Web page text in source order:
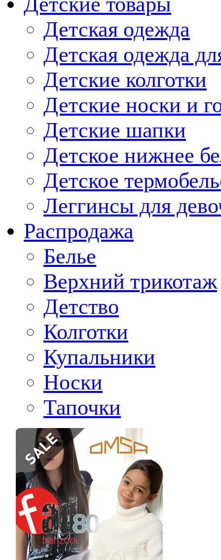
Детская одежда
Детская одежда
Детские колготки
Детские носки и
Детские шапки
Детское нижнее
Детское
Леггинсы для
Распродажа
Белье
Верхний трикотаж
Детство
Колготки
Купальники
Носки
Тапочки